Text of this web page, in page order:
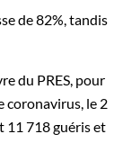
de 82%, tandis
du PRES, pour
coronavirus, le 2
11 718 guéris et